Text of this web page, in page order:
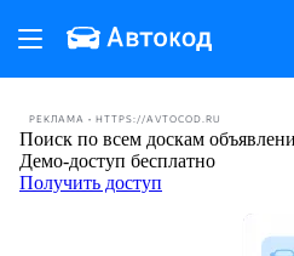
РЕКЛАМА • HTTPS://AVTOCOD.RU